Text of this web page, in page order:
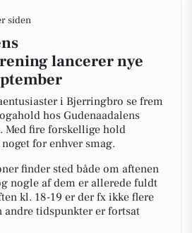
siden
lancerer nye
i Bjerringbro se frem
hos Gudenaadalens
Med fire forskellige hold
for enhver smag.
finder sted både om aftenen
nogle af dem er allerede fuldt
kl. 18-19 er der fx ikke flere
andre tidspunkter er fortsat